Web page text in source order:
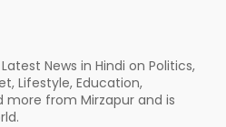
News in Hindi on Politics,
Lifestyle, Education,
from Mirzapur and is